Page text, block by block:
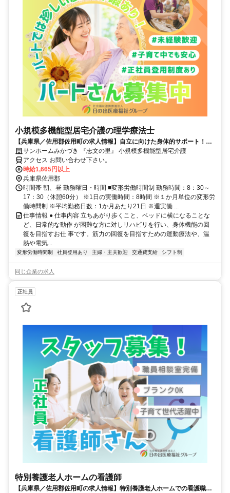
小規模多機能型居宅介護の理学療法士
【兵庫県／佐用郡佐用町の求人情報】自立に向けた身体的サポート！理
学療法士
サンホームみかづき 『志文の里』 小規模多機能型居宅介護
アクセス お問い合わせ下さい。
時給1,665円以上
兵庫県佐用郡
時間帯 朝、昼 勤務曜日・時間 ■変形労働時間制 勤務時間：8：30～
17：30（休憩60分） ※1日の実働時間：8時間 ※１か月単位の変形労
働時間制 ※平均勤務日数：1か月あたり21日 ※週実働 ...
仕事情報 ● 仕事内容 立ちあがり歩くこと、ベッドに横になることな
ど、日常的な動作 が困難な方に対しリハビリを行い、身体機能の回
復を目指すお仕 事です。筋力の回復を目指すための運動療法や、温
熱や電気...
変形労働時間制 社員登用あり 主婦・主夫歓迎 交通費支給 シフト制
同じ企業の求人
正社員
特別養護老人ホームの看護師
【兵庫県／佐用郡佐用町の求人情報】特別養護老人ホームでの看護職の